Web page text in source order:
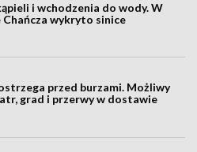
i wchodzenia do wody. W
Chańcza wykryto sinice
przed burzami. Możliwy
grad i przerwy w dostawie